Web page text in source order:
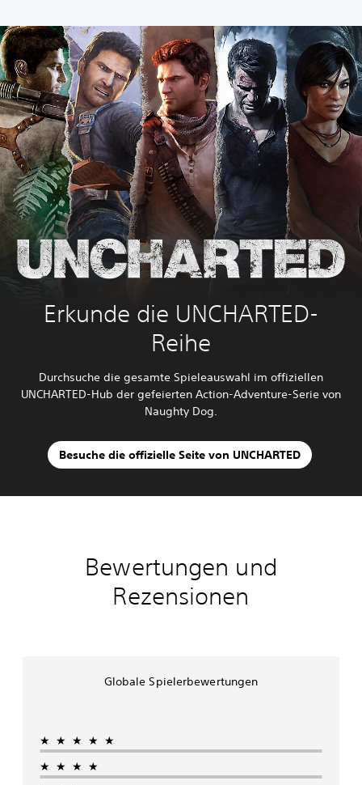
Erkunde die UNCHARTED-
Reihe
Durchsuche die gesamte Spieleauswahl im offiziellen
UNCHARTED-Hub der gefeierten Action-Adventure-Serie von
Naughty Dog.
Besuche die offizielle Seite von UNCHARTED
Bewertungen und
Rezensionen
Globale Spielerbewertungen
★★★★★
★★★★